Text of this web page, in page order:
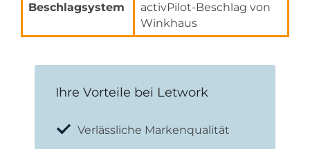
Beschlagsystem
activPilot-Beschlag von
Winkhaus
Ihre Vorteile bei Letwork
Verlässliche Markenqualität